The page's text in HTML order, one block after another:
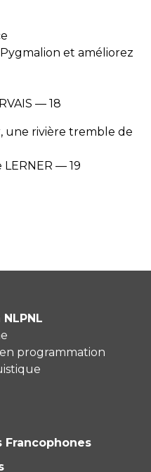
et améliorez
— 18
une rivière tremble de
— 19
programmation
Francophones